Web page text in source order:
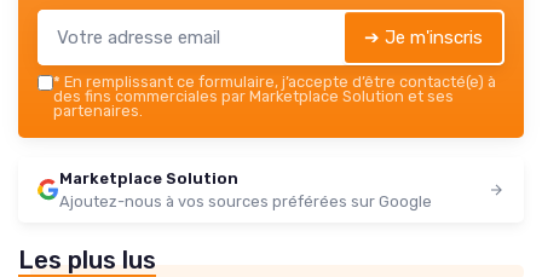
➔ Je m'inscris
* En remplissant ce formulaire, j’accepte d’être contacté(e) à
des fins commerciales par Marketplace Solution et ses
partenaires.
Marketplace Solution
Ajoutez-nous à vos sources préférées sur Google
Les plus lus